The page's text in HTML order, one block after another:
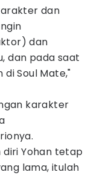
dan
dan
dan pada saat
Soul Mate,"
karakter
diri Yohan tetap
lama, itulah